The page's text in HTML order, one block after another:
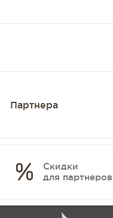
Партнера
Скидки
для партнеров